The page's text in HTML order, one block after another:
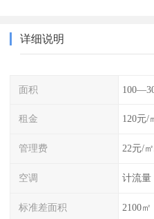
详细说明
面积
租金 120元/
管理费 22元/
空调 计流量
标准差面积 2100㎡